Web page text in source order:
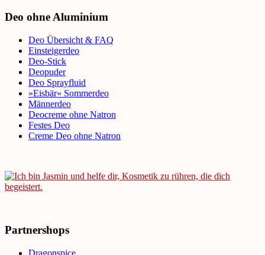
Deo ohne Aluminium
Deo Übersicht & FAQ
Einsteigerdeo
Deo-Stick
Deopuder
Deo Sprayfluid
»Eisbär« Sommerdeo
Männerdeo
Deocreme ohne Natron
Festes Deo
Creme Deo ohne Natron
Partnershops
Dragonspice